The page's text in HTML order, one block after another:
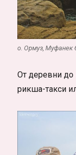
о. Ормуз, Муфанек
От деревни до
рикша-такси